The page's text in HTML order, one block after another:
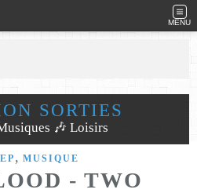
MENU
SORTIES
🎶 Loisirs
EP , MUSIQUE
- TWO